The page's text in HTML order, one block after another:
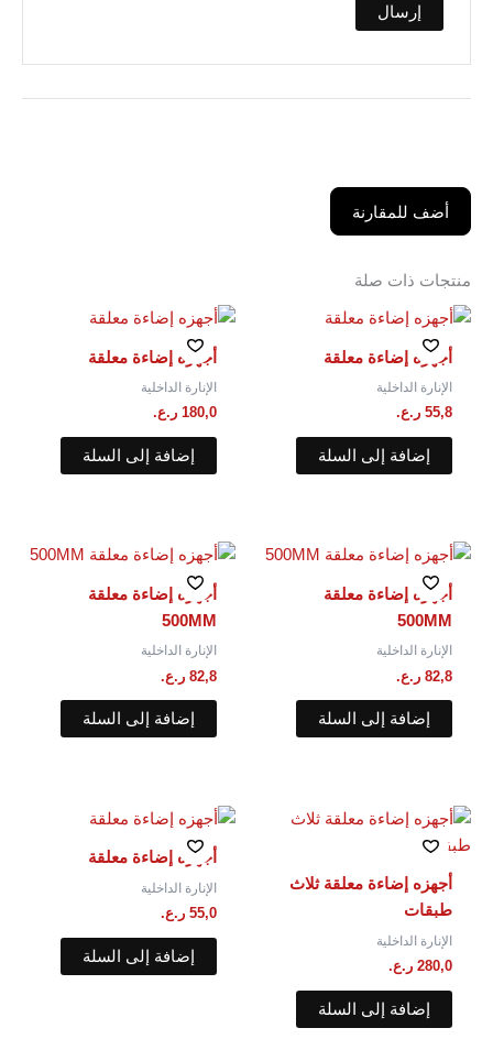
أضف للمقارنة
منتجات ذات صلة
أجهزه إضاءة معلقة
الإنارة الداخلية
55,8 ر.ع.
إضافة إلى السلة
أجهزه إضاءة معلقة
الإنارة الداخلية
180,0 ر.ع.
إضافة إلى السلة
أجهزه إضاءة معلقة
500MM
الإنارة الداخلية
82,8 ر.ع.
إضافة إلى السلة
أجهزه إضاءة معلقة
500MM
الإنارة الداخلية
82,8 ر.ع.
إضافة إلى السلة
أجهزه إضاءة معلقة ثلاث
طبقات
الإنارة الداخلية
280,0 ر.ع.
إضافة إلى السلة
أجهزه إضاءة معلقة
الإنارة الداخلية
55,0 ر.ع.
إضافة إلى السلة